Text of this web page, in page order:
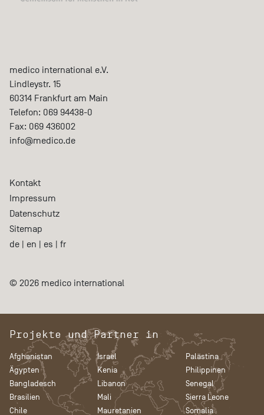
medico international e.V.
Lindleystr. 15
60314 Frankfurt am Main
Telefon: 069 94438-0
Fax: 069 436002
info@medico.de
Kontakt
Impressum
Datenschutz
Sitemap
de | en | es | fr
© 2026 medico international
Projekte und Partner in
Afghanistan
Ägypten
Bangladesch
Brasilien
Chile
Israel
Kenia
Libanon
Mali
Mauretanien
Palästina
Philippinen
Senegal
Sierra Leone
Somalia